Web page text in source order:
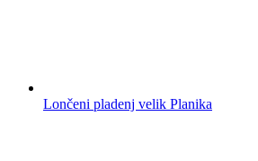
Lončeni pladenj velik Planika